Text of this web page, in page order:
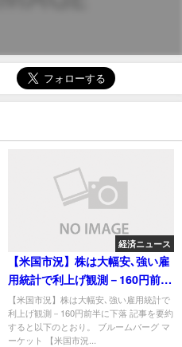
経済ニュース
【米国市況】株は大幅安､強い雇
用統計で利上げ観測－160円前半
に下落
【米国市況】株は大幅安､強い雇用統計で
利上げ観測－160円前半に下落 記事を要約
すると以下のとおり。 ブルームバーグ マ
ーケット 【米国市況...